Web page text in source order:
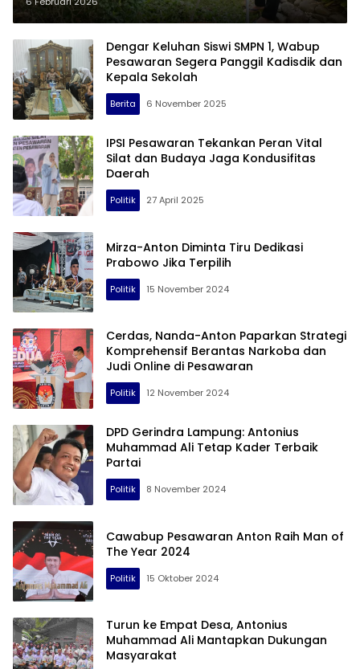
Dengar Keluhan Siswi SMPN 1, Wabup
Pesawaran Segera Panggil Kadisdik dan
Kepala Sekolah
Berita 6 November 2025
IPSI Pesawaran Tekankan Peran Vital
Silat dan Budaya Jaga Kondusifitas
Daerah
Politik 27 April 2025
Mirza-Anton Diminta Tiru Dedikasi
Prabowo Jika Terpilih
Politik 15 November 2024
Cerdas, Nanda-Anton Paparkan Strategi
Komprehensif Berantas Narkoba dan
Judi Online di Pesawaran
Politik 12 November 2024
DPD Gerindra Lampung: Antonius
Muhammad Ali Tetap Kader Terbaik
Partai
Politik 8 November 2024
Cawabup Pesawaran Anton Raih Man of
The Year 2024
Politik 15 Oktober 2024
Turun ke Empat Desa, Antonius
Muhammad Ali Mantapkan Dukungan
Masyarakat